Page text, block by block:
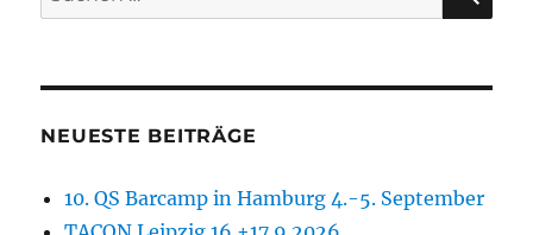
nach:
NEUESTE BEITRÄGE
10. QS Barcamp in Hamburg 4.-5. September